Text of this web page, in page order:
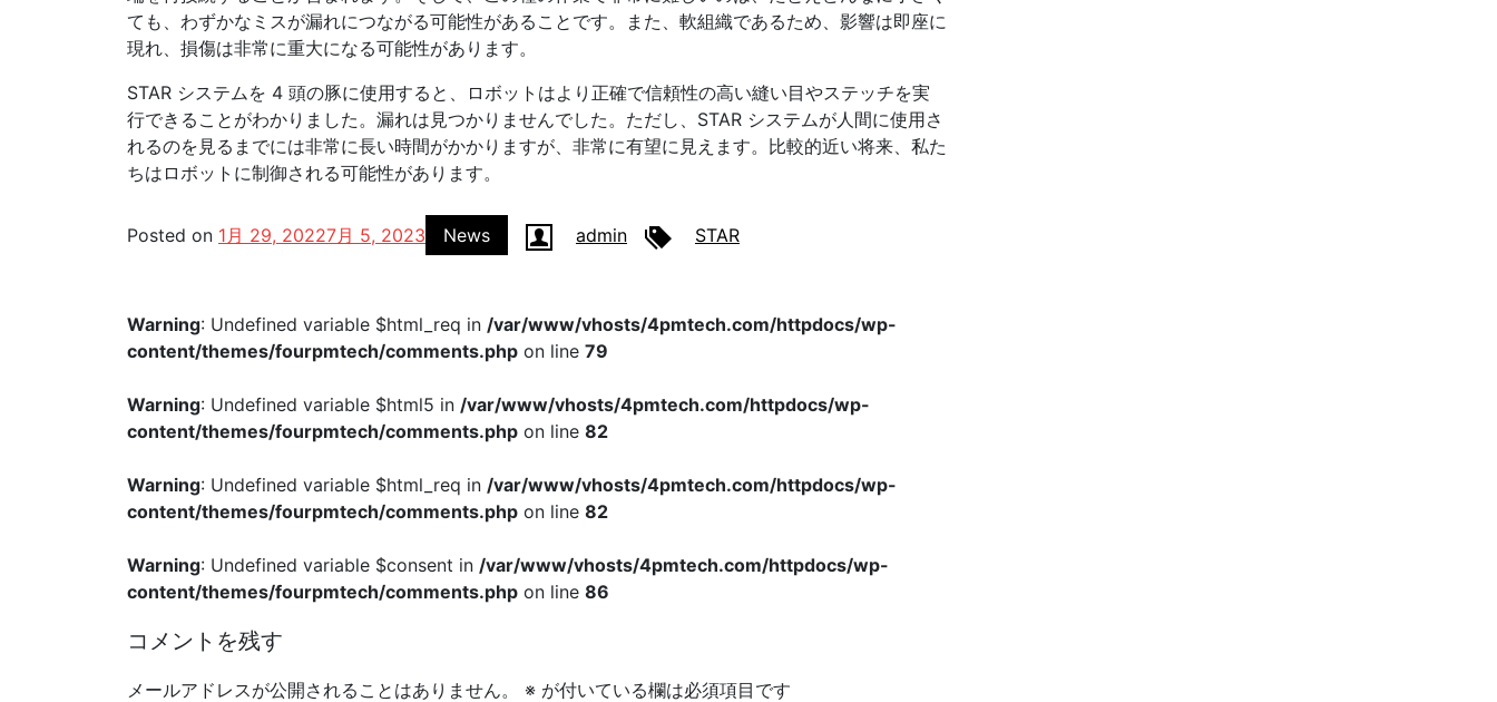
ても、わずかなミスが漏れにつながる可能性があることです。また、軟組織であるため、影響は即座に
現れ、損傷は非常に重大になる可能性があります。
STAR システムを 4 頭の豚に使用すると、ロボットはより正確で信頼性の高い縫い目やステッチを実
行できることがわかりました。漏れは見つかりませんでした。ただし、STAR システムが人間に使用さ
れるのを見るまでには非常に長い時間がかかりますが、非常に有望に見えます。比較的近い将来、私た
ちはロボットに制御される可能性があります。
Posted on 1月 29, 20227月 5, 2023 News admin STAR
Warning: Undefined variable $html_req in /var/www/vhosts/4pmtech.com/httpdocs/wp-
content/themes/fourpmtech/comments.php on line 79
Warning: Undefined variable $html5 in /var/www/vhosts/4pmtech.com/httpdocs/wp-
content/themes/fourpmtech/comments.php on line 82
Warning: Undefined variable $html_req in /var/www/vhosts/4pmtech.com/httpdocs/wp-
content/themes/fourpmtech/comments.php on line 82
Warning: Undefined variable $consent in /var/www/vhosts/4pmtech.com/httpdocs/wp-
content/themes/fourpmtech/comments.php on line 86
コメントを残す
メールアドレスが公開されることはありません。 ※ が付いている欄は必須項目です